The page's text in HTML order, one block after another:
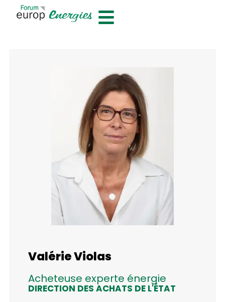
Valérie Violas
Acheteuse experte énergie
DIRECTION DES ACHATS DE L'ÉTAT